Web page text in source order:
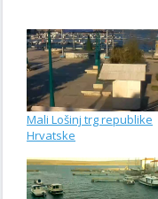
Mali Lošinj trg republike
Hrvatske